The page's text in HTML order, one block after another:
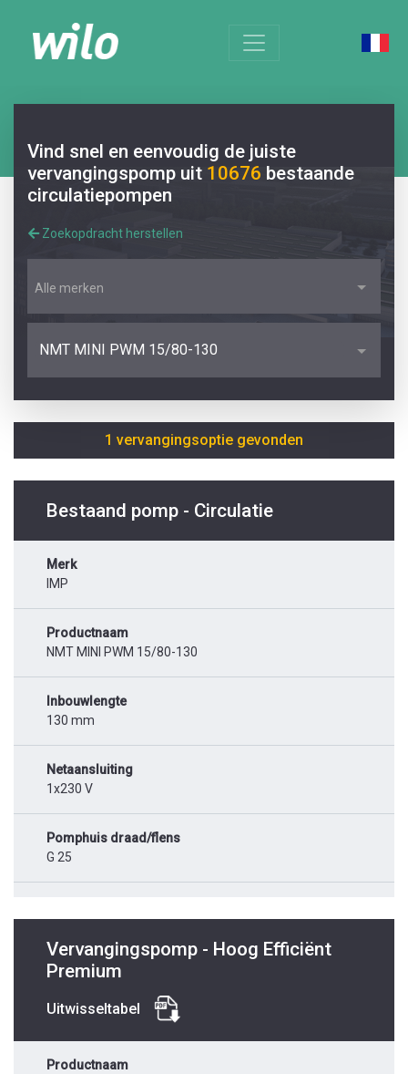
Vind snel en eenvoudig de juiste
vervangingspomp uit 10676 bestaande
circulatiepompen
Zoekopdracht herstellen
Alle merken
NMT MINI PWM 15/80-130
1 vervangingsoptie gevonden
Bestaand pomp - Circulatie
Merk
IMP
Productnaam
NMT MINI PWM 15/80-130
Inbouwlengte
130 mm
Netaansluiting
1x230 V
Pomphuis draad/flens
G 25
Vervangingspomp - Hoog Efficiënt
Premium
Uitwisseltabel
Productnaam